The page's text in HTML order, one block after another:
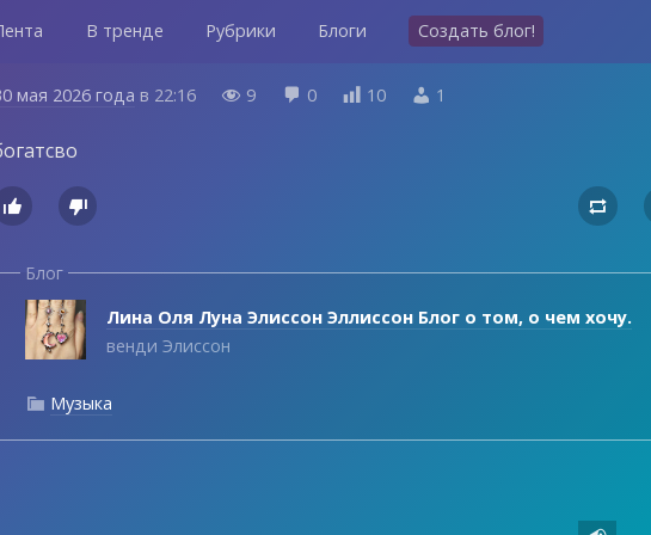
В тренде Рубрики Блоги Создать блог!
мая 2026 года в 22:16  9  0  10  1
  
Блог
Лина Оля Луна Элиссон Эллиссон Блог о том, о чем хочу.
венди Элиссон
 Музыка